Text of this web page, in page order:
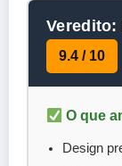
Veredito:
9.4 / 10
O que
Design